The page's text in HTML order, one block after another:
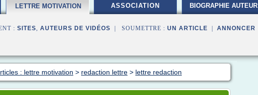
LETTRE MOTIVATION ASSOCIATION BIOGRAPHIE AUTEUR
: SITES, AUTEURS DE VIDÉOS | SOUMETTRE : UN ARTICLE ANNONCER
: lettre motivation > redaction lettre > lettre redaction